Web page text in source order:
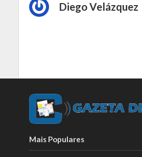
Diego Velázquez
Mais Populares